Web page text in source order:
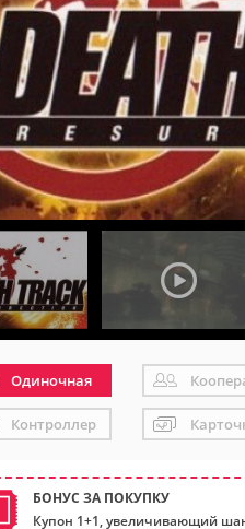
Одиночная
Контроллер
БОНУС ЗА ПОКУПКУ
Купон 1+1, увеличивающий